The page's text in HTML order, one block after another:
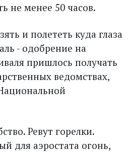
не менее 50 часов.
и полететь куда глаза
- одобрение на
пришлось получать
ведомствах,
Ревут горелки.
для аэростата огонь,